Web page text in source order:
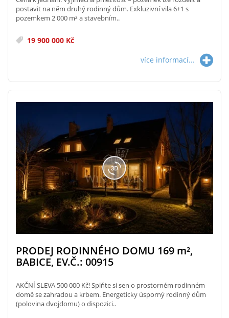
postavit na něm druhý rodinný dům. Exkluzivní vila 6+1 s
pozemkem 2 000 m² a stavebním..
19 900 000 Kč
více informací...
PRODEJ RODINNÉHO DOMU 169 m²,
BABICE, EV.Č.: 00915
AKČNÍ SLEVA 500 000 Kč! Splňte si sen o prostorném rodinném
domě se zahradou a krbem. Energeticky úsporný rodinný dům
(polovina dvojdomu) o dispozici..